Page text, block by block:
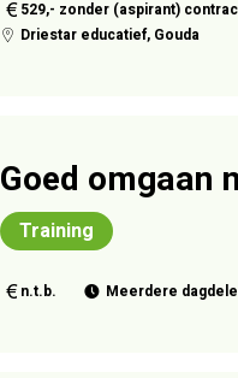
529,- zonder (aspirant)
Driestar educatief, Gouda
Goed omgaan
Training
n.t.b. Meerdere